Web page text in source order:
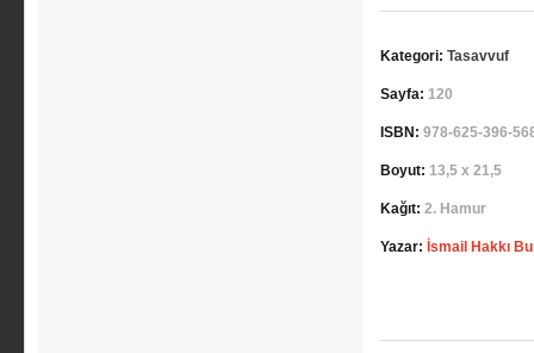
Kategori: Tasavvuf
Sayfa: 120
ISBN: 978-625-396-
Boyut: 13,5 x 21,5
Kağıt: 2. Hamur
Yazar: İsmail Hakkı